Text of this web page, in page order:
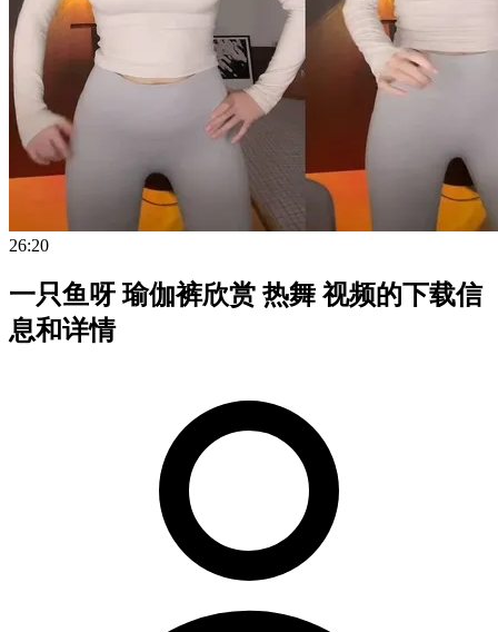
26:20
一只鱼呀 瑜伽裤欣赏 热舞 视频的下载信
息和详情